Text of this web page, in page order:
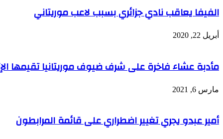
الفيفا يعاقب نادي جزائري بسبب لاعب موريتاني
أبريل 22, 2020
مأدبة عشاء فاخرة على شرف ضيوف موريتانيا تقيمها
مارس 6, 2021
أمير عبدو يجري تغيير اضطراري على قائمة المرابطون